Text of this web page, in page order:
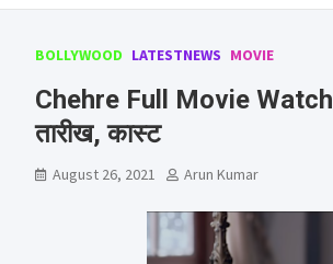
BOLLYWOOD LATESTNEWS MOVIE
Chehre Full Movie Watch
तारीख, कास्ट
August 26, 2021 Arun Kumar